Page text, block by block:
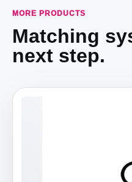
MORE PRODUCTS
Matching
next step.